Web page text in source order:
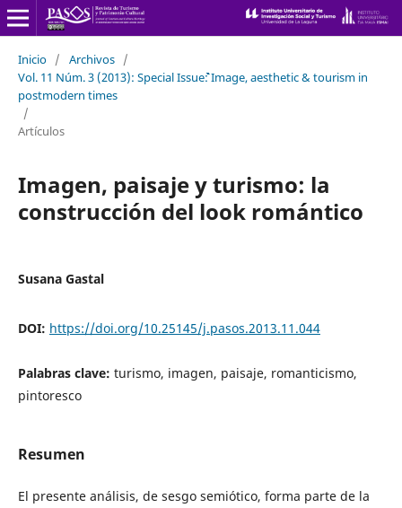
Inicio / Archivos /
Vol. 11 Núm. 3 (2013): Special Issue```````````````````````````````````````````````: Image, aesthetic & tourism in
postmodern times
/
Artículos
Imagen, paisaje y turismo: la
construcción del look romántico
Susana Gastal
DOI: https://doi.org/10.25145/j.pasos.2013.11.044
Palabras clave: turismo, imagen, paisaje, romanticismo,
pintoresco
Resumen
El presente análisis, de sesgo semiótico, forma parte de la